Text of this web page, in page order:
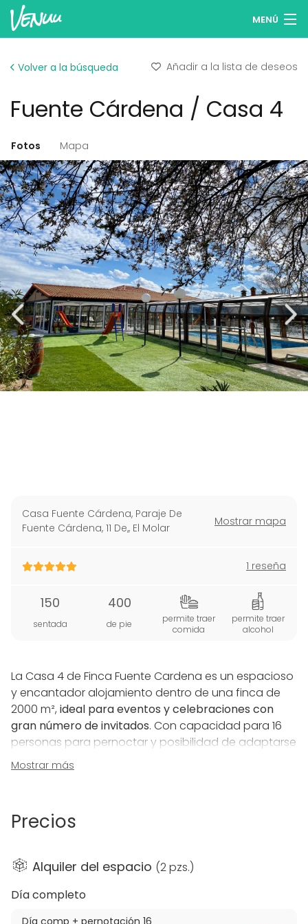
MENÚ
Iniciar sesión
Publicar tu espacio
Volver a la búsqueda Añadir a la lista de deseos
Fuente Cárdena / Casa 4
Fotos Mapa
Casa Fuente Cárdena, Paraje De
Fuente Cárdena, 11 De,, El Molar
Mostrar mapa
1 reseña
150
sentada
400
de pie
permite traer
comida
permite traer
alcohol
La Casa 4 de Finca Fuente Cardena es un espacioso
y encantador alojamiento dentro de una finca de
2000 m², ideal para eventos y celebraciones con
gran número de invitados. Con capacidad para 16
personas para pernoctar y posibilidad de adaptarse
a más para realizar eventos, esta casa de alquiler
completo está totalmente amueblada y equipada,
El exterior de la casa ofrece un amplio terreno con
spa
, aromaterapia y cromaterapia. También cuenta
con dardos, hamacas, balancín, y
techadasde gran formato, una de ellas argentina.
Mostrar más
Precios
Alquiler del espacio (2 pzs.)
Día completo
Día comp + pernotación 16